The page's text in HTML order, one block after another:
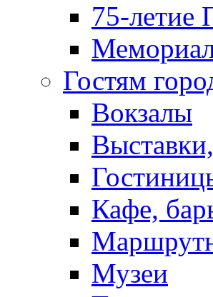
75-летие
Гостям
Вокзалы
Кафе,
Музеи